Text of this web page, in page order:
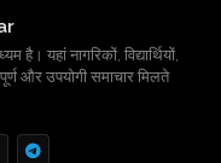
है। यहां नागरिकों, विद्यार्थियों,
और उपयोगी समाचार मिलते